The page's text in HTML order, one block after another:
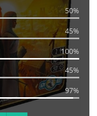
50%
45%
100%
45%
97%